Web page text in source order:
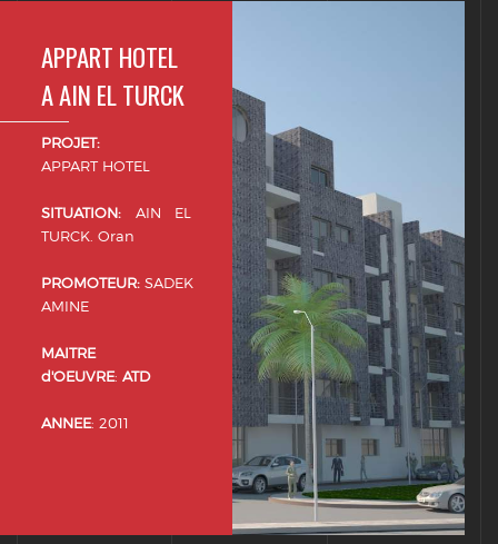
APPART HOTEL
A AIN EL TURCK
PROJET:
APPART HOTEL
SITUATION: AIN EL
TURCK. Oran
PROMOTEUR:SADEK
AMINE
MAITRE
d'OEUVRE: ATD
ANNEE: 2011